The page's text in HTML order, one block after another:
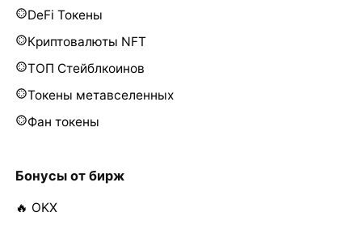
DeFi Токены
Криптовалюты NFT
ТОП Стейблкоинов
Токены метавселенных
Фан токены
Бонусы от бирж
🔥 OKX